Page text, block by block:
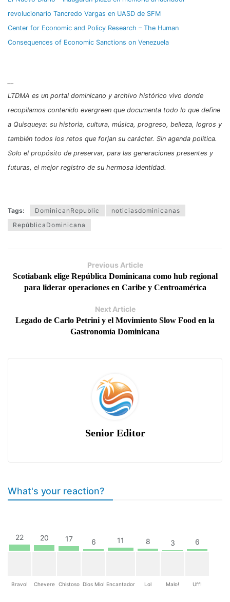
revolucionario Tancredo Vargas en UASD de SFM
Center for Economic and Policy Research – The Human
Consequences of Economic Sanctions on Venezuela
LTDMA es un portal dominicano y archivo histórico vivo donde
recopilamos contenido evergreen que documenta todo lo que define
a Quisqueya: su historia, cultura, música, progreso, belleza, logros y
también todos los retos que forjan su carácter. Sin agenda política.
Solo el propósito de preservar, para las generaciones presentes y
futuras, el mejor registro de su hermosa identidad.
Tags: DominicanRepublic
noticiasdominicanas
RepúblicaDominicana
Previous Article
Scotiabank elige República Dominicana como hub regional
para liderar operaciones en Caribe y Centroamérica
Next Article
Legado de Carlo Petrini y el Movimiento Slow Food en la
Gastronomía Dominicana
Senior Editor
What's your reaction?
22
Bravo!
20
Chevere
17
Chistoso
6
Dios Mio!
11
Encantador
8
Lol
3
Malo!
6
Uff!